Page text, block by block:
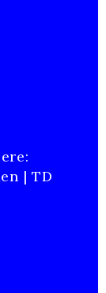
| TD